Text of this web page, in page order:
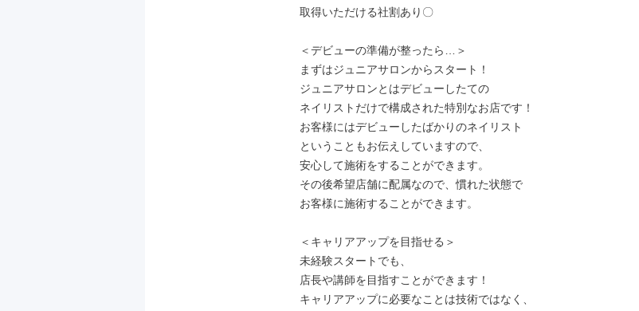
取得いただける社割あり〇
＜デビューの準備が整ったら…＞
まずはジュニアサロンからスタート！
ジュニアサロンとはデビューしたての
ネイリストだけで構成された特別なお店です！
お客様にはデビューしたばかりのネイリスト
ということもお伝えしていますので、
安心して施術をすることができます。
その後希望店舗に配属なので、慣れた状態で
お客様に施術することができます。
＜キャリアアップを目指せる＞
未経験スタートでも、
店長や講師を目指すことができます！
キャリアアップに必要なことは技術ではなく、